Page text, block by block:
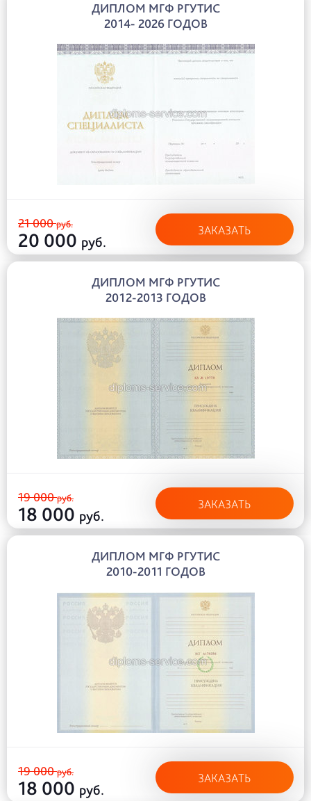
ДИПЛОМ МГФ РГУТИС
2014- 2026 ГОДОВ
21 000руб.
20 000 руб.
ЗАКАЗАТЬ
ДИПЛОМ МГФ РГУТИС
2012-2013 ГОДОВ
19 000руб.
18 000 руб.
ЗАКАЗАТЬ
ДИПЛОМ МГФ РГУТИС
2010-2011 ГОДОВ
19 000руб.
18 000 руб.
ЗАКАЗАТЬ